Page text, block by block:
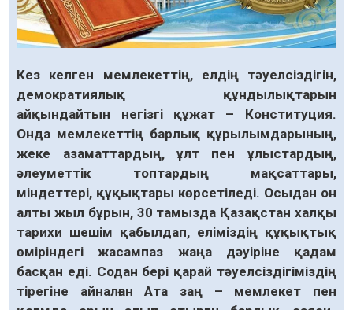
Кез келген мемлекеттің, елдің тәуелсіздігін,
демократиялық құндылықтарын
айқындайтын негізгі құжат – Конституция.
Онда мемлекеттің барлық құрылымдарының,
жеке азаматтардың, ұлт пен ұлыстардың,
әлеуметтік топтардың мақсаттары,
міндеттері, құқықтары көрсетіледі. Осыдан он
алты жыл бұрын, 30 тамызда Қазақстан халқы
тарихи шешім қабылдап, еліміздің құқықтық
өміріндегі жасампаз жаңа дәуіріне қадам
басқан еді. Содан бері қарай тәуелсіздігіміздің
тірегіне айналған Ата заң – мемлекет пен